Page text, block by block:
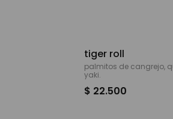
tiger roll
palmitos de cangrejo,
yaki.
$ 22.500